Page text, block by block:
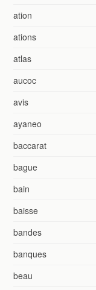
ation
ations
atlas
aucoc
avis
ayaneo
baccarat
bague
bain
baisse
bandes
banques
beau